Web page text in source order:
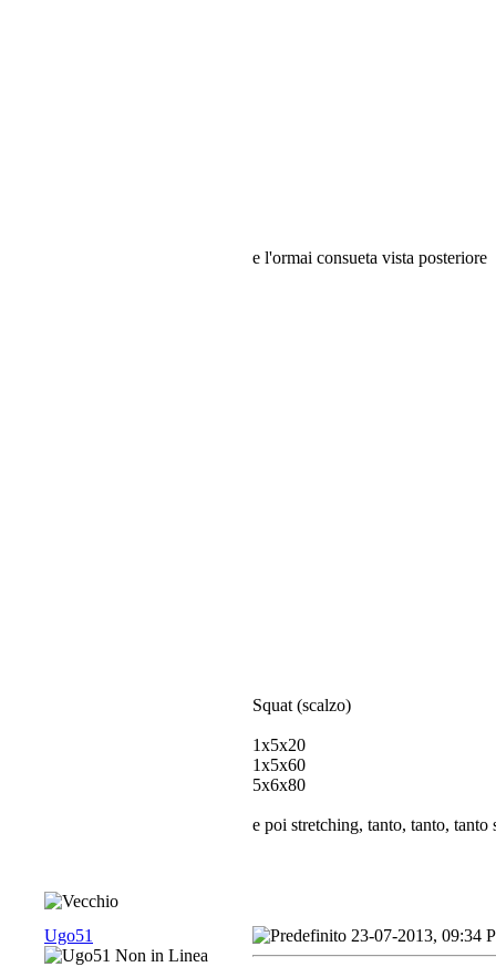
e l'ormai consueta vista posteriore
Squat (scalzo)
1x5x20
1x5x60
5x6x80
e poi stretching, tanto, tanto, tanto
Ugo51 23-07-2013, 09:34